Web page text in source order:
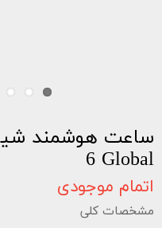
6 Global
اتمام موجودی
مشخصات کلی